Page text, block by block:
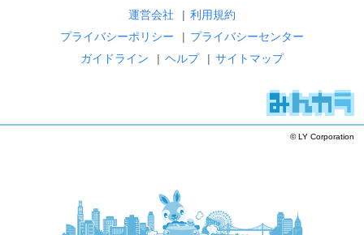
運営会社 | 利用規約
プライバシーポリシー
| プライバシーセンター
ガイドライン
| ヘルプ | サイトマップ
© LY Corporation